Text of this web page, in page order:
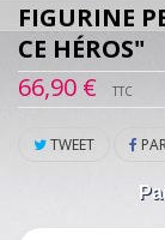
FIGURINE
CE HÉROS"
66,90 €
TTC
TWEET